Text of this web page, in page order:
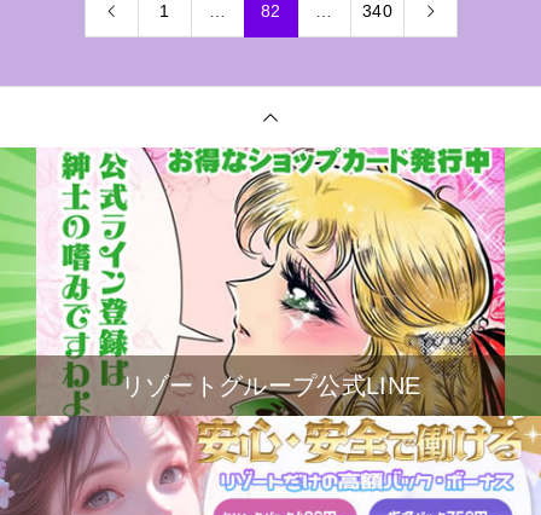
1 82 340
リゾートグループ公式LINE